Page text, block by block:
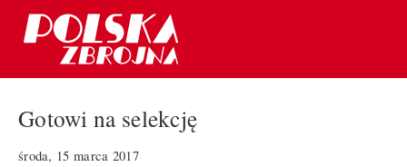
Gotowi na selekcję
środa, 15 marca 2017